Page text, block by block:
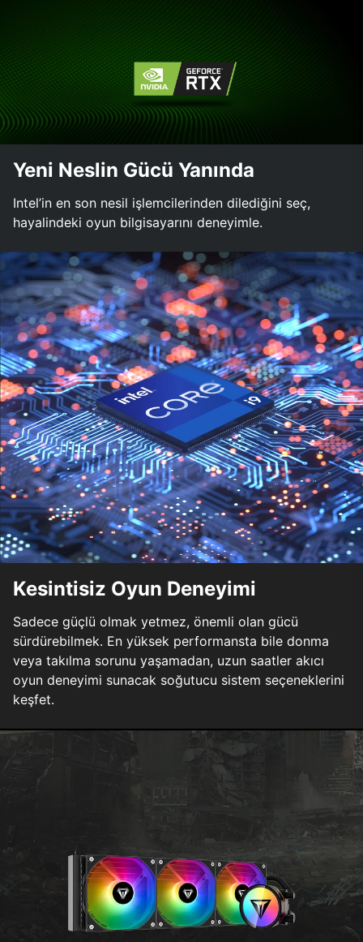
Yeni Neslin Gücü Yanında
Intel’in en son nesil işlemcilerinden dilediğini seç,
hayalindeki oyun bilgisayarını deneyimle.
Kesintisiz Oyun Deneyimi
Sadece güçlü olmak yetmez, önemli olan gücü
sürdürebilmek. En yüksek performansta bile donma
veya takılma sorunu yaşamadan, uzun saatler akıcı
oyun deneyimi sunacak soğutucu sistem seçeneklerini
keşfet.